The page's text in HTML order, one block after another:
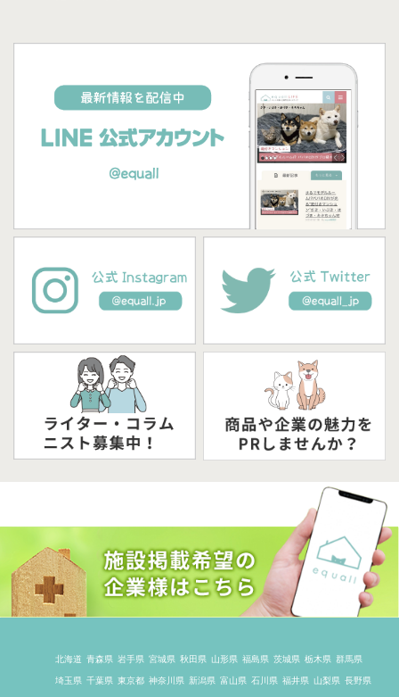
北海道 青森県 岩手県 宮城県 秋田県 山形県 福島県 茨城県 栃木県 群馬県
埼玉県 千葉県 東京都 神奈川県 新潟県 富山県 石川県 福井県 山梨県 長野県